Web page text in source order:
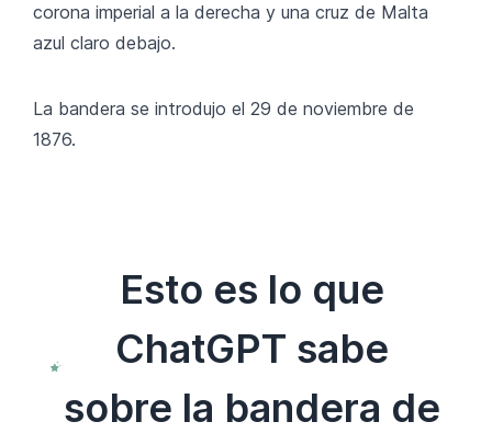
corona imperial a la derecha y una cruz de Malta
azul claro debajo.
La bandera se introdujo el 29 de noviembre de
1876.
Esto es lo que
ChatGPT sabe
sobre la bandera de